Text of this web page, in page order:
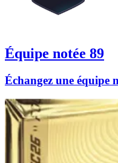
Équipe notée 89
Échangez une équipe